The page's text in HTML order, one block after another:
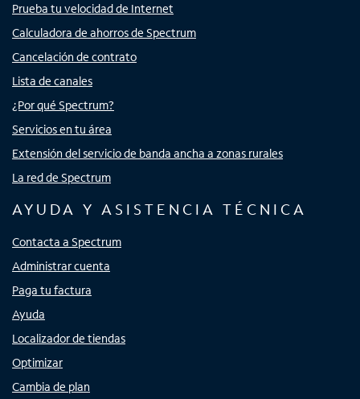
Prueba tu velocidad de Internet
Calculadora de ahorros de Spectrum
Cancelación de contrato
Lista de canales
¿Por qué Spectrum?
Servicios en tu área
Extensión del servicio de banda ancha a zonas rurales
La red de Spectrum
AYUDA Y ASISTENCIA TÉCNICA
Contacta a Spectrum
Administrar cuenta
Paga tu factura
Ayuda
Localizador de tiendas
Optimizar
Cambia de plan